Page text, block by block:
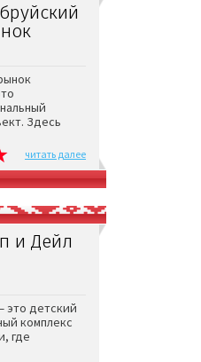
Здесь
читать далее
и Дейл
это детский
комплекс
где